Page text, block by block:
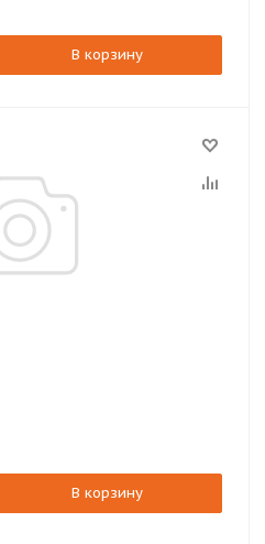
В корзину
В корзину